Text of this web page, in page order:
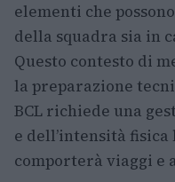
elementi che
della squadra sia in
Questo contesto di
la preparazione
BCL richiede una
e dell’intensità
comporterà viaggi e